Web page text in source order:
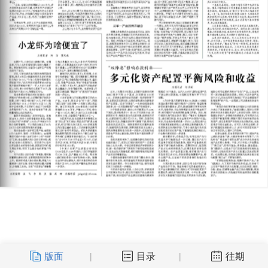
版面 | 目录 | 往期